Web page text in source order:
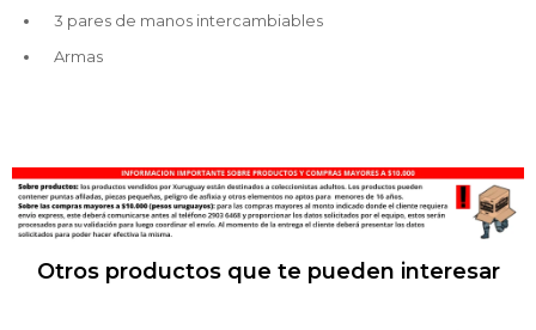
3 pares de manos intercambiables
Armas
Otros productos que te pueden interesar